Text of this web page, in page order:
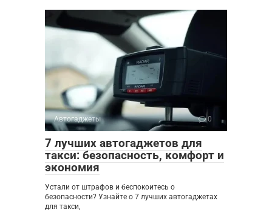
Автогаджеты 0
7 лучших автогаджетов для
такси: безопасность, комфорт и
экономия
Устали от штрафов и беспокоитесь о
безопасности? Узнайте о 7 лучших автогаджетах
для такси,